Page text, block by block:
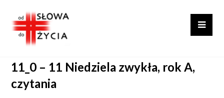
11_0 – 11 Niedziela zwykła, rok A,
czytania